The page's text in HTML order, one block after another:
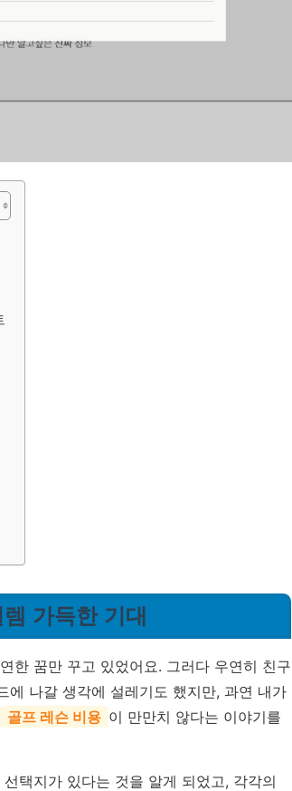
가득한 기대
한 꿈만 꾸고 있었어요. 그러다 우연히 친구
에 나갈 생각에 설레기도 했지만, 과연 내가
골프 레슨 비용 이 만만치 않다는 이야기를
택지가 있다는 것을 알게 되었고, 각각의